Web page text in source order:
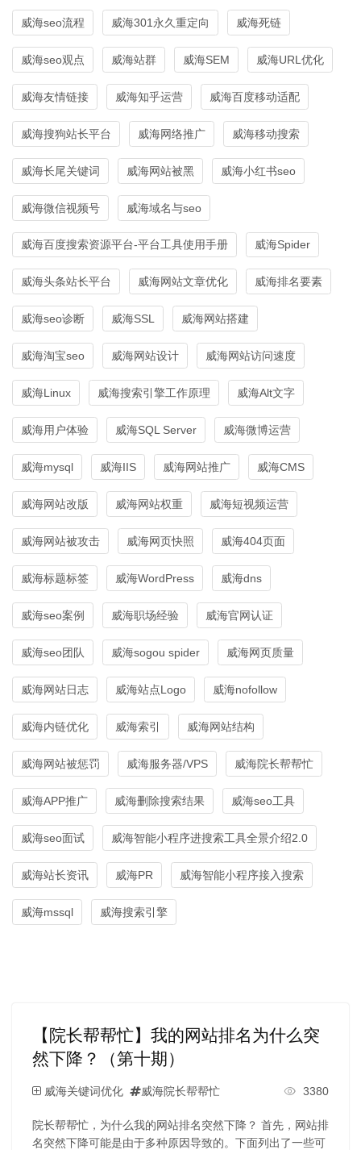
威海seo流程 威海301永久重定向 威海死链
威海seo观点 威海站群 威海SEM 威海URL优化
威海友情链接 威海知乎运营 威海百度移动适配
威海搜狗站长平台 威海网络推广 威海移动搜索
威海长尾关键词 威海网站被黑 威海小红书seo
威海微信视频号 威海域名与seo
威海百度搜索资源平台-平台工具使用手册 威海Spider
威海头条站长平台 威海网站文章优化 威海排名要素
威海seo诊断 威海SSL 威海网站搭建
威海淘宝seo 威海网站设计 威海网站访问速度
威海Linux 威海搜索引擎工作原理 威海Alt文字
威海用户体验 威海SQL Server 威海微博运营
威海mysql 威海IIS 威海网站推广 威海CMS
威海网站改版 威海网站权重 威海短视频运营
威海网站被攻击 威海网页快照 威海404页面
威海标题标签 威海WordPress 威海dns
威海seo案例 威海职场经验 威海官网认证
威海seo团队 威海sogou spider 威海网页质量
威海网站日志 威海站点Logo 威海nofollow
威海内链优化 威海索引 威海网站结构
威海网站被惩罚 威海服务器/VPS 威海院长帮帮忙
威海APP推广 威海删除搜索结果 威海seo工具
威海seo面试 威海智能小程序进搜索工具全景介绍2.0
威海站长资讯 威海PR 威海智能小程序接入搜索
威海mssql 威海搜索引擎
【院长帮帮忙】我的网站排名为什么突
然下降？（第十期）
威海关键词优化 威海院长帮帮忙 3380
院长帮帮忙，为什么我的网站排名突然下降？ 首先，网站排
名突然下降可能是由于多种原因导致的。下面列出了一些可